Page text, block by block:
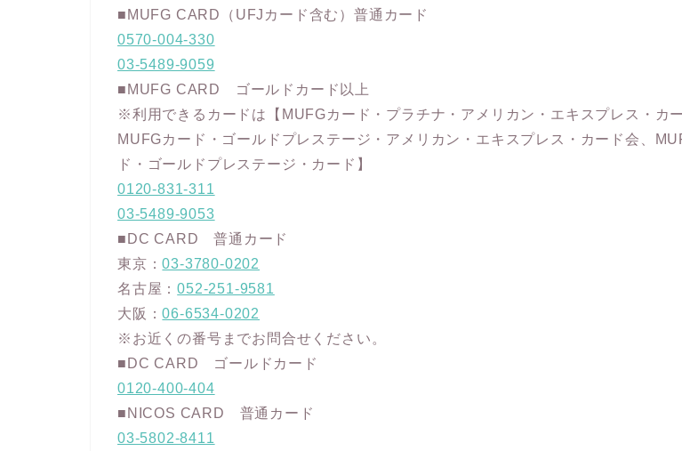
■MUFG CARD（UFJカード含む）普通カード
0570-004-330
03-5489-9059
■MUFG CARD ゴールドカード以上
※利用できるカードは【MUFGカード・プラチナ・アメリカン・エキスプレス・カー
MUFGカード・ゴールドプレステージ・アメリカン・エキスプレス・カード会、
ド・ゴールドプレステージ・カード】
0120-831-311
03-5489-9053
■DC CARD 普通カード
東京：03-3780-0202
名古屋：052-251-9581
大阪：06-6534-0202
※お近くの番号までお問合せください。
■DC CARD ゴールドカード
0120-400-404
■NICOS CARD 普通カード
03-5802-8411